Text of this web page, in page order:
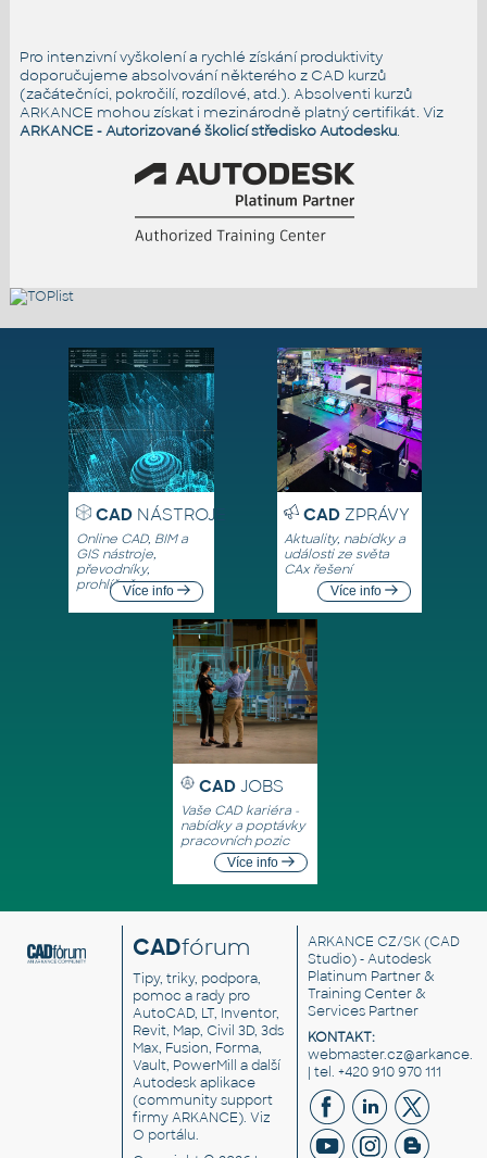
Pro intenzivní vyškolení a rychlé získání produktivity
doporučujeme absolvování některého z CAD kurzů
(začátečníci, pokročilí, rozdílové, atd.). Absolventi kurzů
ARKANCE mohou získat i mezinárodně platný certifikát. Viz
ARKANCE - Autorizované školicí středisko Autodesku.
CADNÁSTROJE
Online CAD, BIM a
GIS nástroje,
převodníky,
prohlížečeVíce info
CADZPRÁVY
Aktuality, nabídky a
události ze světa
CAx řešení
Více info
CAD JOBS
Vaše CAD kariéra -
nabídky a poptávky
pracovních pozic
Více info
CADfórum
Tipy, triky, podpora,
pomoc a rady pro
AutoCAD, LT, Inventor,
Revit, Map, Civil 3D, 3ds
Max, Fusion, Forma,
Vault, PowerMill a další
Autodesk aplikace
(community support
firmy ARKANCE). Viz
O portálu.
ARKANCE CZ/SK(CAD
Studio) - Autodesk
Platinum Partner &
Training Center &
Services Partner
KONTAKT:
| tel. +420 910 970 111